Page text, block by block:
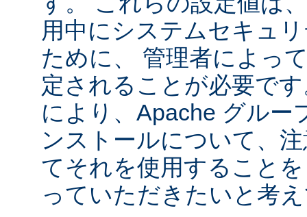
用中にシステムセキュ
ために、 管理者によっ
定されることが必要で
により、Apache グルー
ンストールについて、
てそれを使用すること
っていただきたいと考